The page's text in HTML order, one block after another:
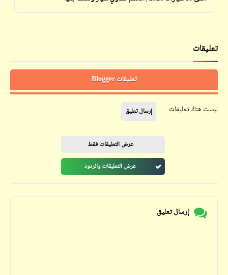
تعليقات
تعليقات Blogger
ليست هناك تعليقات إرسال تعليق
عرض التعليقات فقط
عرض التعليقات والردود
إرسال تعليق